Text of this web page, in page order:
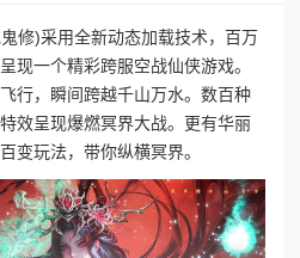
修)采用全新动态加载技术，百万
现一个精彩跨服空战仙侠游戏。
行，瞬间跨越千山万水。数百种
效呈现爆燃冥界大战。更有华丽
变玩法，带你纵横冥界。